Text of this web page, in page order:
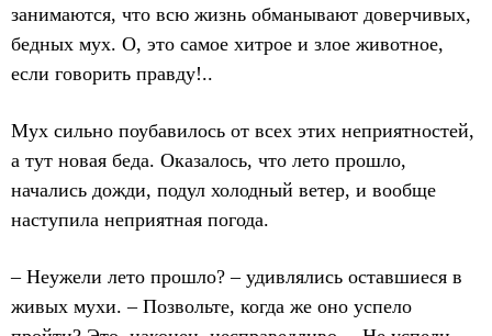
занимаются, что всю жизнь обманывают доверчивых,
бедных мух. О, это самое хитрое и злое животное,
если говорить правду!..
Мух сильно поубавилось от всех этих неприятностей,
а тут новая беда. Оказалось, что лето прошло,
начались дожди, подул холодный ветер, и вообще
наступила неприятная погода.
– Неужели лето прошло? – удивлялись оставшиеся в
живых мухи. – Позвольте, когда же оно успело